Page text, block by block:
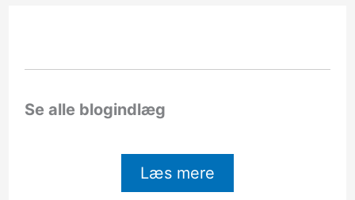
Se alle blogindlæg
Læs mere